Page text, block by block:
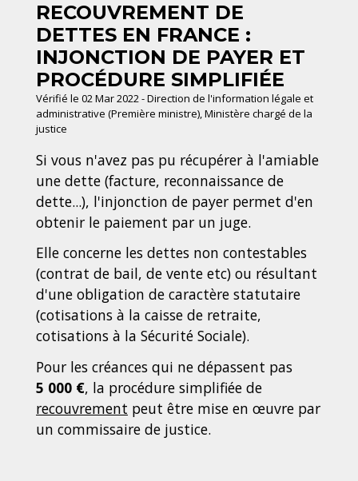
RECOUVREMENT DE
DETTES EN FRANCE :
INJONCTION DE PAYER ET
PROCÉDURE SIMPLIFIÉE
Vérifié le 02 Mar 2022 - Direction de l'information légale et
administrative (Première ministre), Ministère chargé de la
justice
Si vous n'avez pas pu récupérer à l'amiable
une dette (facture, reconnaissance de
dette...), l'injonction de payer permet d'en
obtenir le paiement par un juge.
Elle concerne les dettes non contestables
(contrat de bail, de vente etc) ou résultant
d'une obligation de caractère statutaire
(cotisations à la caisse de retraite,
cotisations à la Sécurité Sociale).
Pour les créances qui ne dépassent pas
5 000 €, la procédure simplifiée de
recouvrement peut être mise en œuvre par
un commissaire de justice.